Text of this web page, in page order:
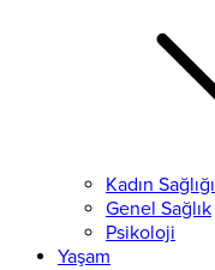
Kadın Sağlığı
Genel Sağlık
Psikoloji
Yaşam